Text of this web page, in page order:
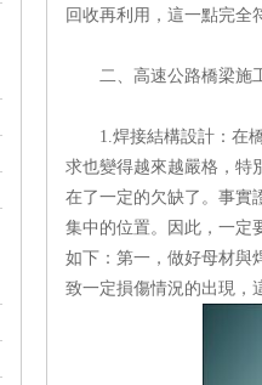
回收再利用，這一點完全
二、高速公路橋梁施
1.焊接結構設計：在
求也變得越來越嚴格，
在了一定的欠缺了。事
集中的位置。因此，
如下：第一，做好母
致一定損傷情況的出現